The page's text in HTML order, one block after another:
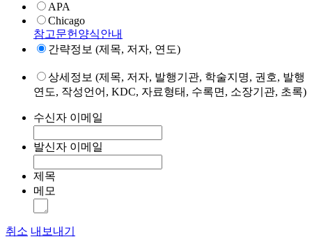
APA
Chicago
참고문헌양식안내
간략정보 (제목, 저자, 연도)
상세정보 (제목, 저자, 발행기관, 학술지명, 권호, 발행
연도, 작성언어, KDC, 자료형태, 수록면, 소장기관, 초록)
수신자 이메일
발신자 이메일
제목
메모
취소 내보내기